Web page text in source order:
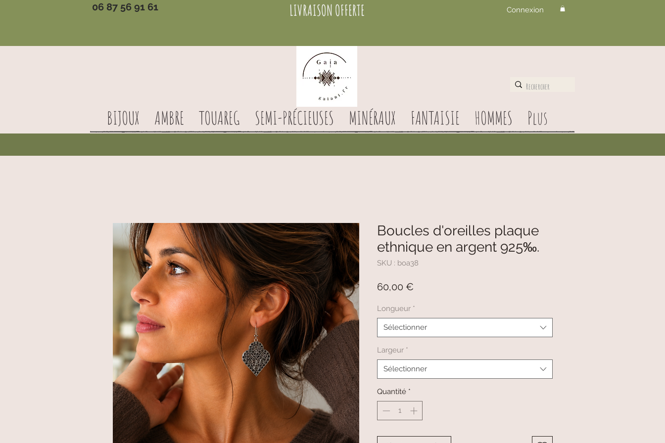
06 87 56 91 61 LIVRAISON OFFERTE Connexion
BIJOUX AMBRE TOUAREG SEMI-PRÉCIEUSES MINÉRAUX FANTAISIE HOMMES Plus
Boucles d'oreilles plaque
ethnique en argent 925‰.
SKU : boa38
60,00 €
Longueur *
Sélectionner
Largeur *
Sélectionner
Quantité *